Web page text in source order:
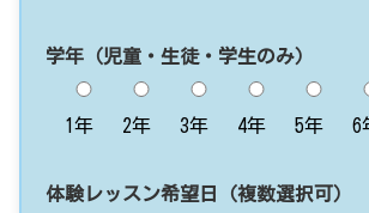
学年（児童・生徒・学生のみ）
1年 2年 3年 4年 5年 6
体験レッスン希望日（複数選択可）